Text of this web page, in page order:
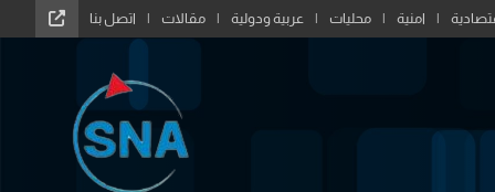
امنية محليات عربية ودولية مقالات اتصل بنا